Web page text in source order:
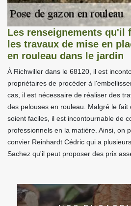
Les renseignements qu'il
les travaux de mise en
en rouleau dans le jardin
À Richwiller dans le 68120, il est
propriétaires de procéder à
cas, il est nécessaire de réaliser des
des pelouses en rouleau. Malgré le fait
soient faciles, il est incontournable de
professionnels en la matière. Ainsi, on
convier Reinhardt Cédric qui a
Sachez qu'il peut proposer des prix